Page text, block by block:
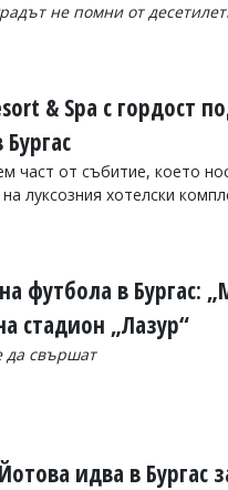
не помни от
& Spa с гордост
част от събитие, което
луксозния хотелски
футбола в Бургас:
стадион „Лазур“
да свършат
идва в Бургас